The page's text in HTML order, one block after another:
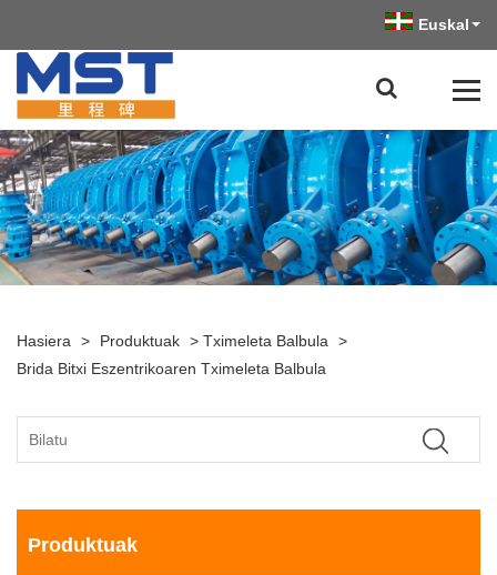
Euskal
Hasiera > Produktuak > Tximeleta Balbula
>
Brida Bitxi Eszentrikoaren Tximeleta Balbula
Produktuak